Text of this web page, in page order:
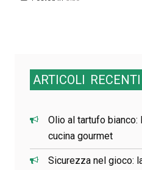
ARTICOLI RECENTI
Olio al tartufo bianco:
cucina gourmet
Sicurezza nel gioco: